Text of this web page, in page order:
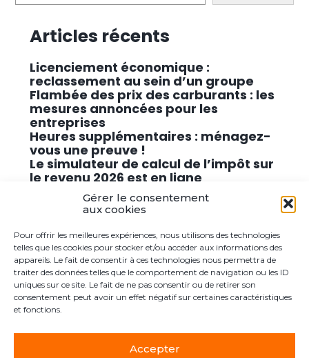
Gérer le consentement
aux cookies
Pour offrir les meilleures expériences, nous utilisons des technologies
telles que les cookies pour stocker et/ou accéder aux informations des
appareils. Le fait de consentir à ces technologies nous permettra de
traiter des données telles que le comportement de navigation ou les ID
uniques sur ce site. Le fait de ne pas consentir ou de retirer son
consentement peut avoir un effet négatif sur certaines caractéristiques
et fonctions.
Accepter
Articles récents
Licenciement économique :
reclassement au sein d’un groupe
Flambée des prix des carburants : les
mesures annoncées pour les
entreprises
Heures supplémentaires : ménagez-
vous une preuve !
Le simulateur de calcul de l’impôt sur
le revenu 2026 est en ligne
Promouvoir des solutions de
cybersécurité conformes au RGPD
Commentaires récents
Aucun commentaire à afficher.